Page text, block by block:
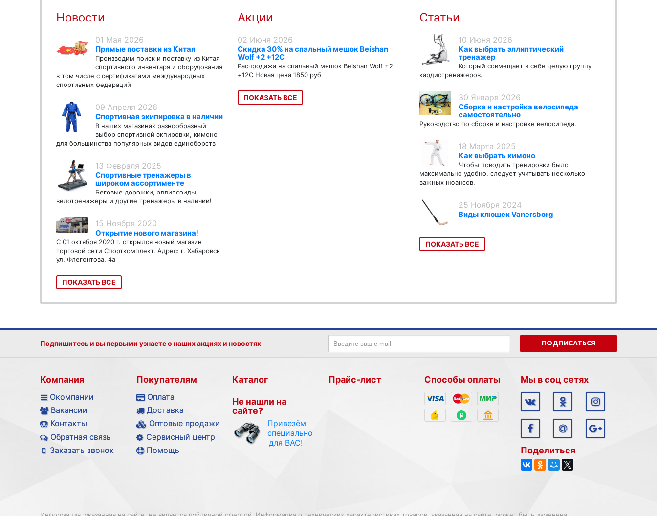
Новости
01 Мая 2026
Прямые поставки из Китая
Производим поиск и поставку из Китая
спортивного инвентаря и оборудования
в том числе с сертификатами международных
спортивных федераций
09 Апреля 2026
Спортивная экипировка в наличии
В наших магазинах разнообразный
выбор спортивной экпировки, кимоно
для большинства популярных видов единоборств
13 Февраля 2025
Спортивные тренажеры в
широком ассортименте
Беговые дорожки, эллипсоиды,
велотренажеры и другие тренажеры в наличии!
15 Ноября 2020
Открытие нового магазина!
С 01 октября 2020 г. открылся новый магазин
торговой сети Спорткомплект. Адрес: г. Хабаровск
ул. Флегонтова, 4а
ПОКАЗАТЬ ВСЕ
Акции
02 Июня 2026
Скидка 30% на спальный мешок Beishan
Wolf +2 +12C
Распродажа на спальный мешок Beishan Wolf +2
+12C Новая цена 1850 руб
ПОКАЗАТЬ ВСЕ
Статьи
10 Июня 2026
Как выбрать эллиптический
тренажер
Который совмещает в себе целую группу
кардиотренажеров.
30 Января 2026
Сборка и настройка велосипеда
самостоятельно
Руководство по сборке и настройке велосипеда.
18 Марта 2025
Как выбрать кимоно
Чтобы поводить тренировки было
максимально удобно, следует учитывать несколько
важных нюансов.
25 Ноября 2024
Виды клюшек Vanersborg
ПОКАЗАТЬ ВСЕ
Подпишитесь и вы первыми узнаете о наших акциях и новостях ПОДПИСАТЬСЯ
Компания
Окомпании
Вакансии
Контакты
Обратная связь
Заказать звонок
Покупателям
Оплата
Доставка
Оптовые продажи
Сервисный центр
Помощь
Каталог
Не нашли на
сайте?
Привезём
специально
для ВАС!
Прайс-лист Способы оплаты Мы в соц сетях
Поделиться